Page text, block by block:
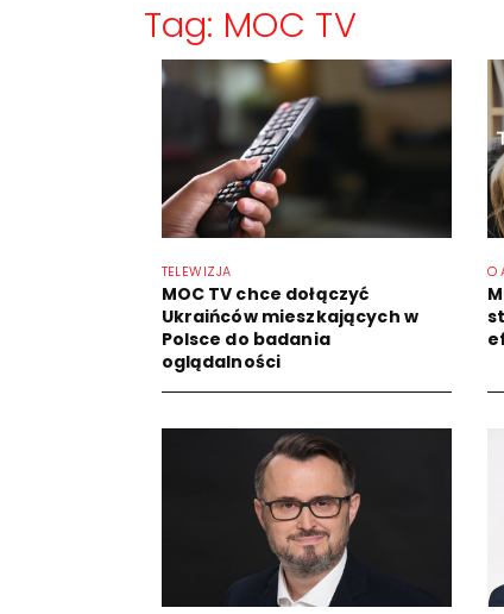
Tag: MOC TV
TELEWIZJA
MOC TV chce dołączyć
Ukraińców mieszkających w
Polsce do badania
oglądalności
O